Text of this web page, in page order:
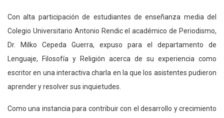
Con alta participación de estudiantes de enseñanza media del
Colegio Universitario Antonio Rendic el académico de Periodismo,
Dr. Milko Cepeda Guerra, expuso para el departamento de
Lenguaje, Filosofía y Religión acerca de su experiencia como
escritor en una interactiva charla en la que los asistentes pudieron
aprender y resolver sus inquietudes.
Como una instancia para contribuir con el desarrollo y crecimiento